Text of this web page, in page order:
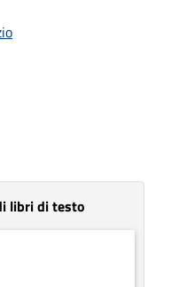
libri di testo